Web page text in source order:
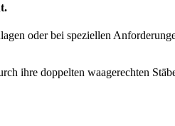
oder bei speziellen
ihre doppelten waagerechten